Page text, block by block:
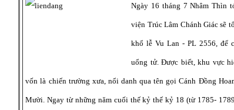
Ngày 16 tháng 7 Nhâm Thìn
viện Trúc Lâm Chánh Giác sẽ
khổ lễ Vu Lan - PL 2556, để
uổng tử. Được biết, khu vực
vốn là chiến trường xưa, nổi danh qua tên gọi Cánh Đồng
Mười. Ngay từ những năm cuối thế kỷ thế kỷ 18 (từ 1785-